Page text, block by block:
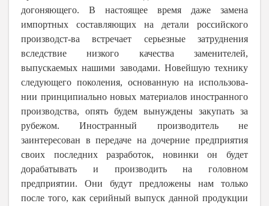
догоняющего. В настоящее время даже замена
импортных составляющих на детали российского
производст-ва встречает серьезные затруднения
вследствие низкого качества заменителей,
выпускаемых нашими заводами. Новейшую технику
следующего поколения, основанную на использова-
нии принципиально новых материалов иностранного
производства, опять будем вынуждены закупать за
рубежом. Иностранный производитель не
заинтересован в передаче на дочерние предприятия
своих последних разработок, новинки он будет
дорабатывать и производить на головном
предприятии. Они будут предложены нам только
после того, как серийный выпуск данной продукции